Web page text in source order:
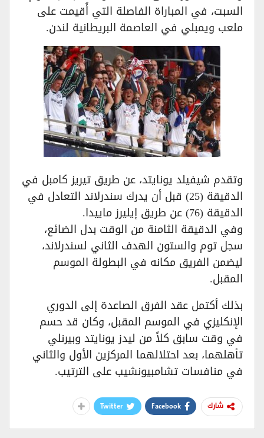
السبت، في المباراة الفاصلة التي أُقيمت على
ملعب ويمبلي في العاصمة البريطانية لندن.
وتقدم شيفيلد يونايتد، عن طريق تيريز كامبل في
الدقيقة (25) قبل أن يدرك سندرلاند التعادل في
الدقيقة (76) عن طريق إيليرز ماييدا.
وفي الدقيقة الثامنة من الوقت بدل الضائع،
سجل توم والستون الهدف الثاني لسندرلاند،
ليضمن الفريق مكانه في البطولة الموسم
المقبل.
بذلك أكتمل عقد الفرق الصاعدة إلى الدوري
الإنكليزي في الموسم المقبل، وكان قد حسم
في وقت سابق كلاً من ليدز يونايتد وبيرنلي
تأهلهما، بعد احتلالهما المركزين الأول والثاني
في منافسات تشامبيونشيب على الترتيب.
شارك Facebook
Twitter